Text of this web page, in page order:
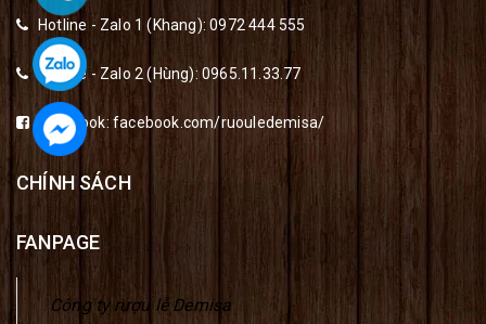
Hotline - Zalo 1 (Khang):0972 444 555
Hotline - Zalo 2 (Hùng):0965.11.33.77
Facebook: facebook.com/ruouledemisa/
CHÍNH SÁCH
FANPAGE
Công ty rượu lễ Demisa